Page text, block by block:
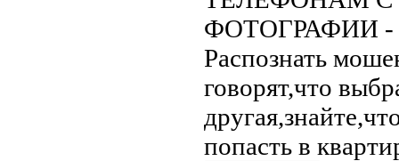
ФОТОГРАФИИ
Распознать
говорят,что
попасть в